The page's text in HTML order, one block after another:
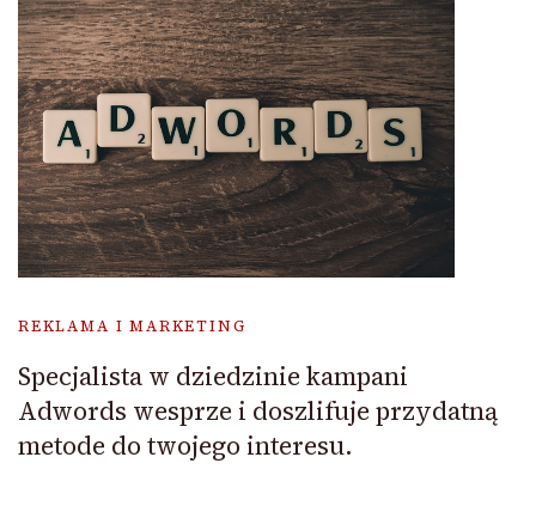
REKLAMA I MARKETING
Specjalista w dziedzinie kampani
Adwords wesprze i doszlifuje przydatną
metode do twojego interesu.